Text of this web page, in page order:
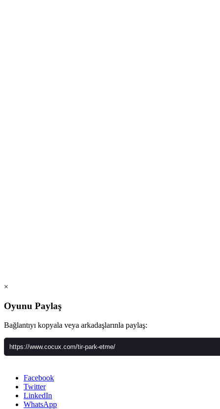
×
Oyunu Paylaş
Bağlantıyı kopyala veya arkadaşlarınla paylaş:
Facebook
Twitter
LinkedIn
WhatsApp